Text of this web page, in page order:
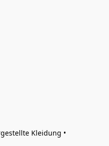
Kleidung •